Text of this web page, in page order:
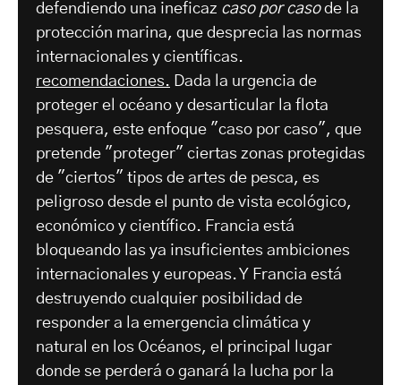
defendiendo una ineficaz caso por casode la
protección marina, que desprecia las normas
internacionales y científicas.
recomendaciones. Dada la urgencia de
proteger el océano y desarticular la flota
pesquera, este enfoque "caso por caso", que
pretende "proteger" ciertas zonas protegidas
de "ciertos" tipos de artes de pesca, es
peligroso desde el punto de vista ecológico,
económico y científico. Francia está
bloqueando las ya insuficientes ambiciones
internacionales y europeas. Y Francia está
destruyendo cualquier posibilidad de
responder a la emergencia climática y
natural en los Océanos, el principal lugar
donde se perderá o ganará la lucha por la